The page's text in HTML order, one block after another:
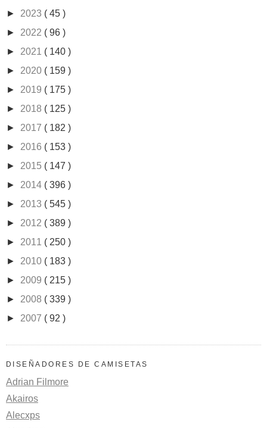
► 2023 ( 45 )
► 2022 ( 96 )
► 2021 ( 140 )
► 2020 ( 159 )
► 2019 ( 175 )
► 2018 ( 125 )
► 2017 ( 182 )
► 2016 ( 153 )
► 2015 ( 147 )
► 2014 ( 396 )
► 2013 ( 545 )
► 2012 ( 389 )
► 2011 ( 250 )
► 2010 ( 183 )
► 2009 ( 215 )
► 2008 ( 339 )
► 2007 ( 92 )
DISEÑADORES DE CAMISETAS
Adrian Filmore
Akairos
Alecxps